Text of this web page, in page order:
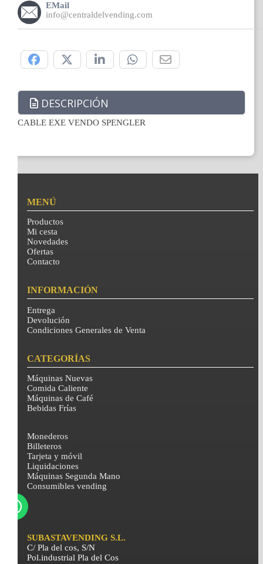
EMail
info@centraldelvending.com
DESCRIPCIÓN
CABLE EXE VENDO SPENGLER
MENÚ
Productos
Mi cesta
Novedades
Ofertas
Contacto
INFORMACIÓN
Entrega
Devolución
Condiciones Generales de Venta
CATEGORÍAS
Máquinas Nuevas
Comida Caliente
Máquinas de Café
Bebidas Frías
Monederos
Billeteros
Tarjeta y móvil
Liquidaciones
Máquinas Segunda Mano
Consumibles vending
SUBASTAVENDING S.L.
C/ Pla del cos, S/N
Pol.industrial Pla del Cos